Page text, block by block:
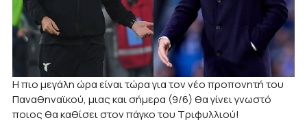
Η πιο μεγάλη ώρα είναι τώρα για τον νέο προπονητή του
Παναθηναϊκού, μιας και σήμερα (9/6) θα γίνει γνωστό
ποιος θα καθίσει στον πάγκο του Τριφυλλιού!